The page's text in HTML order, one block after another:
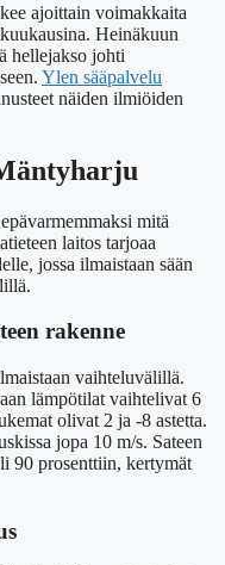
ajoittain voimakkaita
Heinäkuun
hellejakso johti
Ylen sääpalvelu
näiden ilmiöiden
mitä
laitos tarjoaa
jossa ilmaistaan sään
rakenne
vaihteluvälillä.
lämpötilat vaihtelivat 6
olivat 2 ja -8 astetta.
jopa 10 m/s. Sateen
90 prosenttiin, kertymät